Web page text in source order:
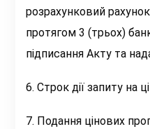
розрахунковий
протягом 3 (трьох)
підписання Акту та
6. Строк дії запиту на
7. Подання цінових